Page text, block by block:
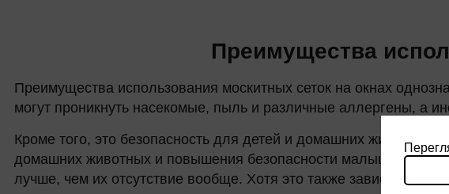
Преимущества
Преимущества использования москитных сеток на окнах
могут проникнуть насекомые, пыль и различные аллергены, а
Кроме того, это безопасность для детей и домашних
домашних животных и повышения безопасности малышей.
лучше, чем их отсутствие вообще. Хотя это также зависит и от